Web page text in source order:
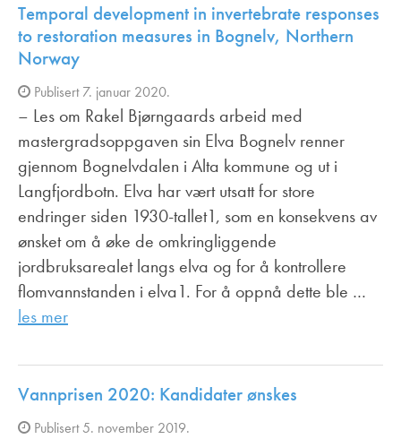
Temporal development in invertebrate responses
to restoration measures in Bognelv, Northern
Norway
Publisert 7. januar 2020.
– Les om Rakel Bjørngaards arbeid med
mastergradsoppgaven sin Elva Bognelv renner
gjennom Bognelvdalen i Alta kommune og ut i
Langfjordbotn. Elva har vært utsatt for store
endringer siden 1930-tallet1, som en konsekvens av
ønsket om å øke de omkringliggende
jordbruksarealet langs elva og for å kontrollere
flomvannstanden i elva1. For å oppnå dette ble …
les mer
Vannprisen 2020: Kandidater ønskes
Publisert 5. november 2019.